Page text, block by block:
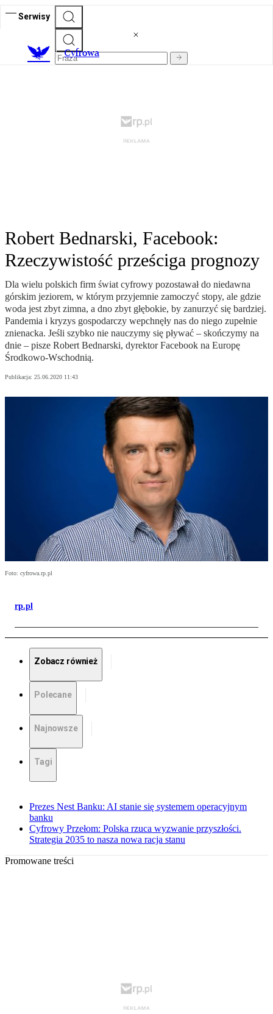
Serwisy
Cyfrowa
Robert Bednarski, Facebook:
Rzeczywistość prześciga prognozy
Dla wielu polskich firm świat cyfrowy pozostawał do niedawna
górskim jeziorem, w którym przyjemnie zamoczyć stopy, ale gdzie
woda jest zbyt zimna, a dno zbyt głębokie, by zanurzyć się bardziej.
Pandemia i kryzys gospodarczy wepchnęły nas do niego zupełnie
znienacka. Jeśli szybko nie nauczymy się pływać – skończymy na
dnie – pisze Robert Bednarski, dyrektor Facebook na Europę
Środkowo-Wschodnią.
Publikacja: 25.06.2020 11:43
Foto: cyfrowa.rp.pl
rp.pl
Zobacz również
Polecane
Najnowsze
Tagi
Prezes Nest Banku: AI stanie się systemem operacyjnym
banku
Cyfrowy Przełom: Polska rzuca wyzwanie przyszłości.
Strategia 2035 to nasza nowa racja stanu
Promowane treści